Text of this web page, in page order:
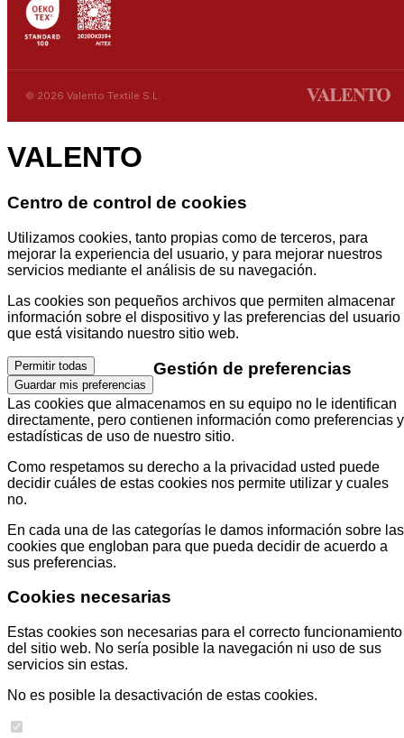
© 2026 Valento Textile S.L.
VALENTO
Centro de control de cookies
Utilizamos cookies, tanto propias como de terceros, para
mejorar la experiencia del usuario, y para mejorar nuestros
servicios mediante el análisis de su navegación.
Las cookies son pequeños archivos que permiten almacenar
información sobre el dispositivo y las preferencias del usuario
que está visitando nuestro sitio web.
Permitir todas
Guardar mis preferencias
Gestión de preferencias
Las cookies que almacenamos en su equipo no le identifican
directamente, pero contienen información como preferencias y
estadísticas de uso de nuestro sitio.
Como respetamos su derecho a la privacidad usted puede
decidir cuáles de estas cookies nos permite utilizar y cuales
no.
En cada una de las categorías le damos información sobre las
cookies que engloban para que pueda decidir de acuerdo a
sus preferencias.
Cookies necesarias
Estas cookies son necesarias para el correcto funcionamiento
del sitio web. No sería posible la navegación ni uso de sus
servicios sin estas.
No es posible la desactivación de estas cookies.